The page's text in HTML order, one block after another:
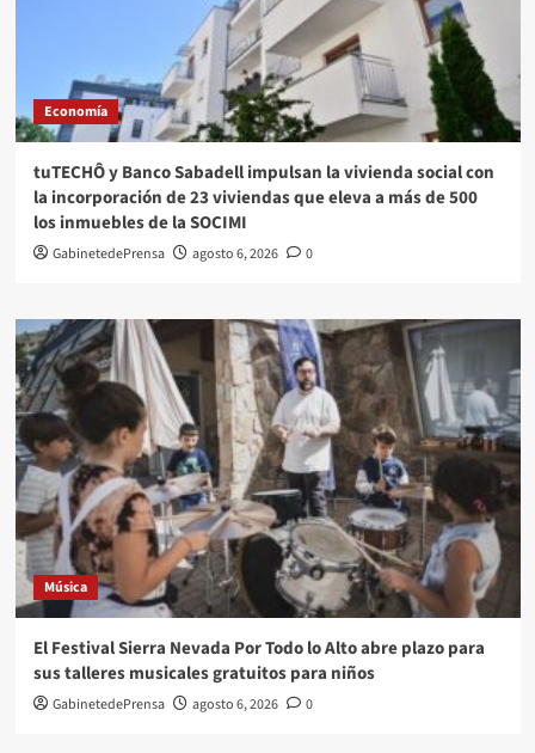
Economía
tuTECHÔ y Banco Sabadell impulsan la vivienda social con
la incorporación de 23 viviendas que eleva a más de 500
los inmuebles de la SOCIMI
GabinetedePrensa agosto 6, 2026 0
Música
El Festival Sierra Nevada Por Todo lo Alto abre plazo para
sus talleres musicales gratuitos para niños
GabinetedePrensa agosto 6, 2026 0